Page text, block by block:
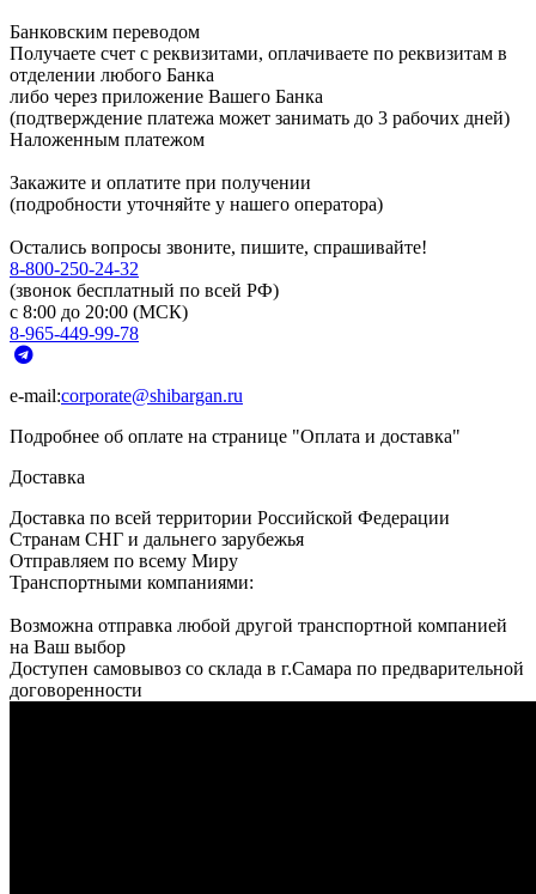
Банковским переводом
Получаете счет с реквизитами, оплачиваете по реквизитам в
отделении любого Банка
либо через приложение Вашего Банка
(подтверждение платежа может занимать до 3 рабочих дней)
Наложенным платежом
Закажите и оплатите при получении
(подробности уточняйте у нашего оператора)
Остались вопросы звоните, пишите, спрашивайте!
8-800-250-24-32
(звонок бесплатный по всей РФ)
с 8:00 до 20:00 (МСК)
8-965-449-99-78
e-mail:corporate@shibargan.ru
Подробнее об оплате на странице "Оплата и доставка"
Доставка
Доставка по всей территории Российской Федерации
Странам СНГ и дальнего зарубежья
Отправляем по всему Миру
Транспортными компаниями:
Возможна отправка любой другой транспортной компанией
на Ваш выбор
Доступен самовывоз со склада в г.Самара по предварительной
договоренности